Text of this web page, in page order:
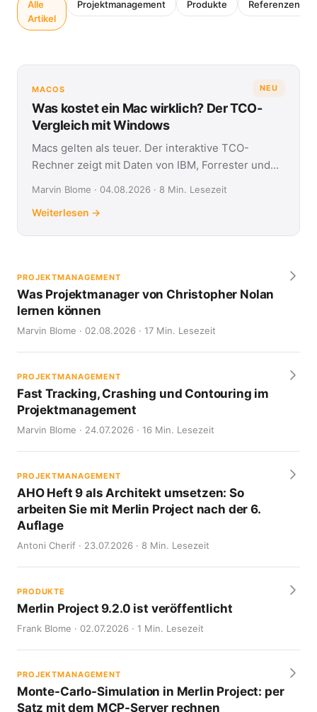
Alle
Artikel
Projektmanagement Produkte Referenzen
NEU
MACOS
Was kostet ein Mac wirklich? Der TCO-
Vergleich mit Windows
Macs gelten als teuer. Der interaktive TCO-
Rechner zeigt mit Daten von IBM, Forrester und
Marvin Blome · 04.08.2026 · 8 Min. Lesezeit
Weiterlesen →
PROJEKTMANAGEMENT
Was Projektmanager von Christopher Nolan
lernen können
Marvin Blome · 02.08.2026 · 17 Min. Lesezeit
PROJEKTMANAGEMENT
Fast Tracking, Crashing und Contouring im
Projektmanagement
Marvin Blome · 24.07.2026 · 16 Min. Lesezeit
PROJEKTMANAGEMENT
AHO Heft 9 als Architekt umsetzen: So
arbeiten Sie mit Merlin Project nach der 6.
Auflage
Antoni Cherif · 23.07.2026 · 8 Min. Lesezeit
PRODUKTE
Merlin Project 9.2.0 ist veröffentlicht
Frank Blome · 02.07.2026 · 1 Min. Lesezeit
PROJEKTMANAGEMENT
Monte-Carlo-Simulation in Merlin Project: per
Satz mit dem MCP-Server rechnen